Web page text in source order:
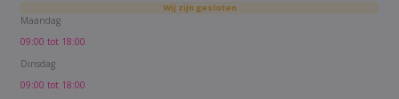
Wij zijn gesloten
Maandag
09:00 tot 18:00
Dinsdag
09:00 tot 18:00